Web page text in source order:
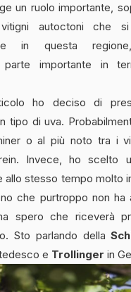
un ruolo importante,
autoctoni che si
in questa
parte importante in
ho deciso di
tipo di uva.
o al più noto tra i
Invece, ho scelto
allo stesso tempo molto
che purtroppo non ha
spero che riceverà
Sto parlando della
e Trollinger in